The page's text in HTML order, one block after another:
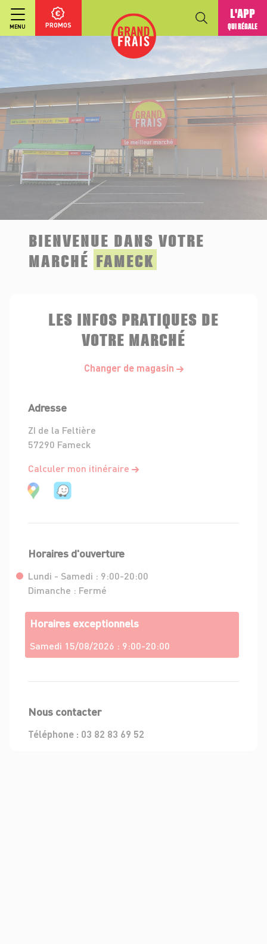
MENU PROMOS
L'APP
QUI RÉGALE
BIENVENUE DANS VOTRE
MARCHÉ FAMECK
LES INFOS PRATIQUES DE
VOTRE MARCHÉ
Changer de magasin
Adresse
ZI de la Feltière
57290 Fameck
Calculer mon itinéraire
Horaires d'ouverture
Lundi - Samedi : 9:00-20:00
Dimanche : Fermé
Horaires exceptionnels
Samedi 15/08/2026 : 9:00-20:00
Nous contacter
Téléphone : 03 82 83 69 52